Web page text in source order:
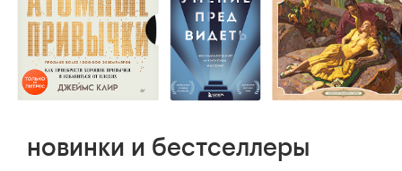
новинки и бестселлеры